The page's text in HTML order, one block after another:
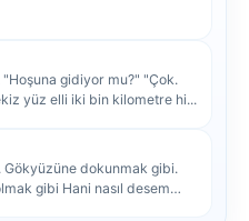
gidiyor mu?" "Çok.
yüz elli iki bin kilometre hi...
dokunmak gibi.
gibi Hani nasıl desem